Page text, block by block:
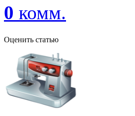
0 комм.
Оценить статью